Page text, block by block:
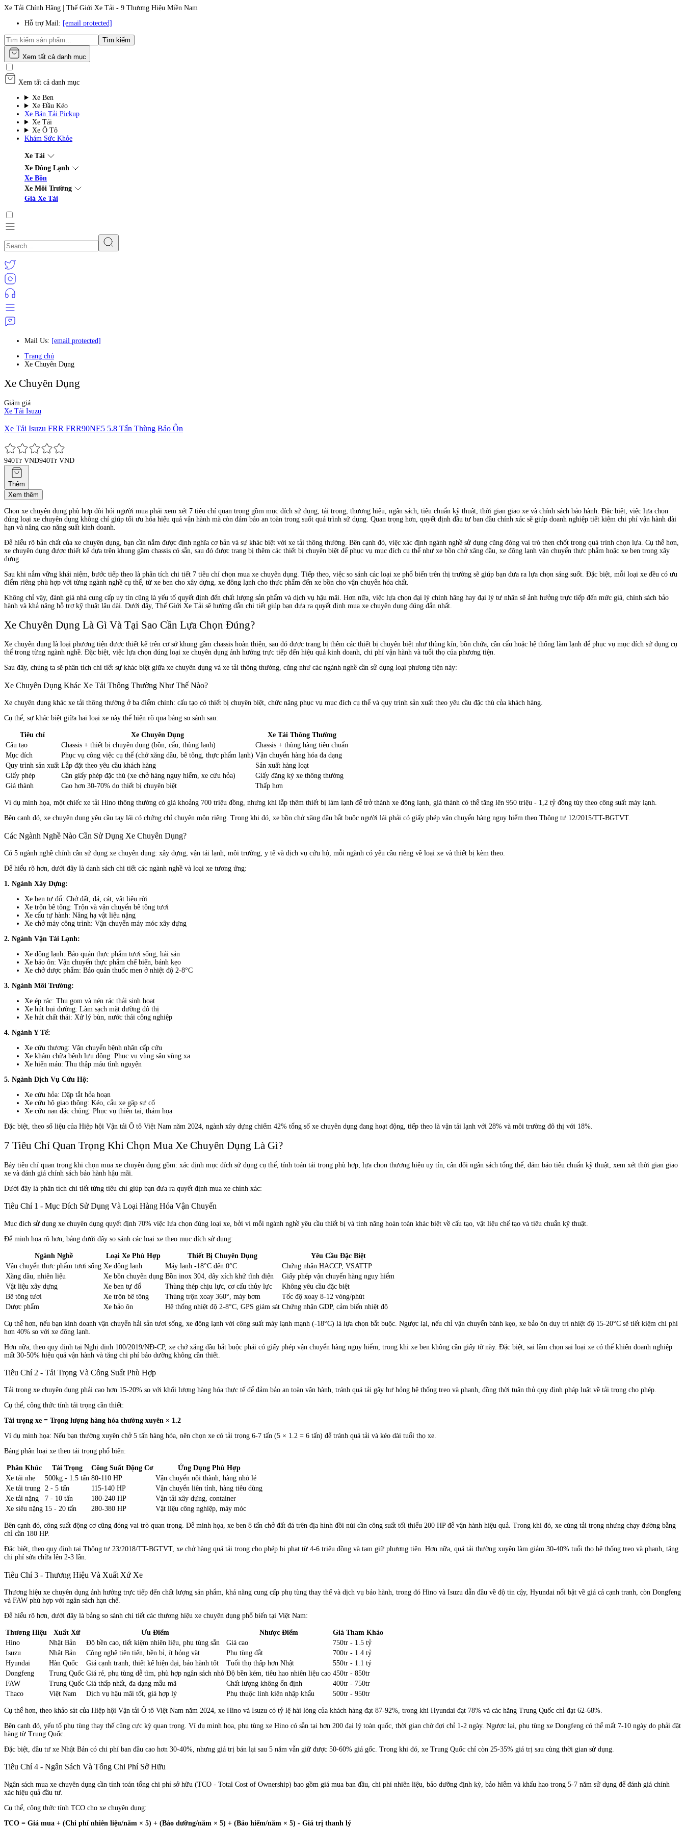
Xe Tải Chính Hãng | Thế Giới Xe Tải - 9 Thương Hiệu Miền Nam
Hỗ trợ Mail: [email protected]
Tìm kiếm
Xem tất cả danh mục
Xem tất cả danh mục
Xe Ben
Xe Đầu Kéo
Xe Bán Tải Pickup
Xe Tải
Xe Ô Tô
Khám Sức Khỏe
Xe Tải
Xe Đông Lạnh
Xe Bồn
Xe Môi Trường
Giá Xe Tải
Mail Us: [email protected]
Trang chủ
Xe Chuyên Dụng
Xe Chuyên Dụng
Giảm giá
Xe Tải Isuzu
Xe Tải Isuzu FRR FRR90NE5 5.8 Tấn Thùng Bảo Ôn
940Tr VND940Tr VND
Thêm
Xem thêm
Chọn xe chuyên dụng phù hợp đòi hỏi người mua phải xem xét 7 tiêu chí quan trọng gồm mục đích sử dụng, tải trọng, thương hiệu, ngân sách, tiêu chuẩn kỹ thuật, thời gian giao xe và chính sách bảo hành. Đặc biệt, việc lựa chọn
đúng loại xe chuyên dụng không chỉ giúp tối ưu hóa hiệu quả vận hành mà còn đảm bảo an toàn trong suốt quá trình sử dụng. Quan trọng hơn, quyết định đầu tư ban đầu chính xác sẽ giúp doanh nghiệp tiết kiệm chi phí vận hành dài
hạn và nâng cao năng suất kinh doanh.
Để hiểu rõ bản chất của xe chuyên dụng, bạn cần nắm được định nghĩa cơ bản và sự khác biệt với xe tải thông thường. Bên cạnh đó, việc xác định ngành nghề sử dụng cũng đóng vai trò then chốt trong quá trình chọn lựa. Cụ thể hơn,
xe chuyên dụng được thiết kế dựa trên khung gầm chassis có sẵn, sau đó được trang bị thêm các thiết bị chuyên biệt để phục vụ mục đích cụ thể như xe bồn chở xăng dầu, xe đông lạnh vận chuyển thực phẩm hoặc xe ben trong xây
dựng.
Sau khi nắm vững khái niệm, bước tiếp theo là phân tích chi tiết 7 tiêu chí chọn mua xe chuyên dụng. Tiếp theo, việc so sánh các loại xe phổ biến trên thị trường sẽ giúp bạn đưa ra lựa chọn sáng suốt. Đặc biệt, mỗi loại xe đều có ưu
điểm riêng phù hợp với từng ngành nghề cụ thể, từ xe ben cho xây dựng, xe đông lạnh cho thực phẩm đến xe bồn cho vận chuyển hóa chất.
Không chỉ vậy, đánh giá nhà cung cấp uy tín cũng là yếu tố quyết định đến chất lượng sản phẩm và dịch vụ hậu mãi. Hơn nữa, việc lựa chọn đại lý chính hãng hay đại lý tư nhân sẽ ảnh hưởng trực tiếp đến mức giá, chính sách bảo
hành và khả năng hỗ trợ kỹ thuật lâu dài. Dưới đây, Thế Giới Xe Tải sẽ hướng dẫn chi tiết giúp bạn đưa ra quyết định mua xe chuyên dụng đúng đắn nhất.
Xe Chuyên Dụng Là Gì Và Tại Sao Cần Lựa Chọn Đúng?
Xe chuyên dụng là loại phương tiện được thiết kế trên cơ sở khung gầm chassis hoàn thiện, sau đó được trang bị thêm các thiết bị chuyên biệt như thùng kín, bồn chứa, cần cẩu hoặc hệ thống làm lạnh để phục vụ mục đích sử dụng cụ
thể trong từng ngành nghề. Đặc biệt, việc lựa chọn đúng loại xe chuyên dụng ảnh hưởng trực tiếp đến hiệu quả kinh doanh, chi phí vận hành và tuổi thọ của phương tiện.
Sau đây, chúng ta sẽ phân tích chi tiết sự khác biệt giữa xe chuyên dụng và xe tải thông thường, cũng như các ngành nghề cần sử dụng loại phương tiện này:
Xe Chuyên Dụng Khác Xe Tải Thông Thường Như Thế Nào?
Xe chuyên dụng khác xe tải thông thường ở ba điểm chính: cấu tạo có thiết bị chuyên biệt, chức năng phục vụ mục đích cụ thể và quy trình sản xuất theo yêu cầu đặc thù của khách hàng.
Cụ thể, sự khác biệt giữa hai loại xe này thể hiện rõ qua bảng so sánh sau:
Tiêu chí Xe Chuyên Dụng
Xe Tải Thông Thường
Cấu tạo
Chassis + thiết bị chuyên dụng (bồn, cẩu, thùng lạnh)
Chassis + thùng hàng tiêu chuẩn
Mục đích
Phục vụ công việc cụ thể (chở xăng dầu, bê tông, thực phẩm lạnh) Vận chuyển hàng hóa đa dạng
Quy trình sản xuất Lắp đặt theo yêu cầu khách hàng
Sản xuất hàng loạt
Giấy phép
Cần giấy phép đặc thù (xe chở hàng nguy hiểm, xe cứu hỏa)
Giấy đăng ký xe thông thường
Giá thành
Cao hơn 30-70% do thiết bị chuyên biệt Thấp hơn
Ví dụ minh họa, một chiếc xe tải Hino thông thường có giá khoảng 700 triệu đồng, nhưng khi lắp thêm thiết bị làm lạnh để trở thành xe đông lạnh, giá thành có thể tăng lên 950 triệu - 1,2 tỷ đồng tùy theo công suất máy lạnh.
Bên cạnh đó, xe chuyên dụng yêu cầu tay lái có chứng chỉ chuyên môn riêng. Trong khi đó, xe bồn chở xăng dầu bắt buộc người lái phải có giấy phép vận chuyển hàng nguy hiểm theo Thông tư 12/2015/TT-BGTVT.
Các Ngành Nghề Nào Cần Sử Dụng Xe Chuyên Dụng?
Có 5 ngành nghề chính cần sử dụng xe chuyên dụng: xây dựng, vận tải lạnh, môi trường, y tế và dịch vụ cứu hộ, mỗi ngành có yêu cầu riêng về loại xe và thiết bị kèm theo.
Để hiểu rõ hơn, dưới đây là danh sách chi tiết các ngành nghề và loại xe tương ứng:
1. Ngành Xây Dựng:
Xe ben tự đổ: Chở đất, đá, cát, vật liệu rời
Xe trộn bê tông: Trộn và vận chuyển bê tông tươi
Xe cẩu tự hành: Nâng hạ vật liệu nặng
Xe chở máy công trình: Vận chuyển máy móc xây dựng
2. Ngành Vận Tải Lạnh:
Xe đông lạnh: Bảo quản thực phẩm tươi sống, hải sản
Xe bảo ôn: Vận chuyển thực phẩm chế biến, bánh kẹo
Xe chở dược phẩm: Bảo quản thuốc men ở nhiệt độ 2-8°C
3. Ngành Môi Trường:
Xe ép rác: Thu gom và nén rác thải sinh hoạt
Xe hút bụi đường: Làm sạch mặt đường đô thị
Xe hút chất thải: Xử lý bùn, nước thải công nghiệp
4. Ngành Y Tế:
Xe cứu thương: Vận chuyển bệnh nhân cấp cứu
Xe khám chữa bệnh lưu động: Phục vụ vùng sâu vùng xa
Xe hiến máu: Thu thập máu tình nguyện
5. Ngành Dịch Vụ Cứu Hộ:
Xe cứu hỏa: Dập tắt hỏa hoạn
Xe cứu hộ giao thông: Kéo, cẩu xe gặp sự cố
Xe cứu nạn đặc chủng: Phục vụ thiên tai, thảm họa
Đặc biệt, theo số liệu của Hiệp hội Vận tải Ô tô Việt Nam năm 2024, ngành xây dựng chiếm 42% tổng số xe chuyên dụng đang hoạt động, tiếp theo là vận tải lạnh với 28% và môi trường đô thị với 18%.
7 Tiêu Chí Quan Trọng Khi Chọn Mua Xe Chuyên Dụng Là Gì?
Bảy tiêu chí quan trọng khi chọn mua xe chuyên dụng gồm: xác định mục đích sử dụng cụ thể, tính toán tải trọng phù hợp, lựa chọn thương hiệu uy tín, cân đối ngân sách tổng thể, đảm bảo tiêu chuẩn kỹ thuật, xem xét thời gian giao
xe và đánh giá chính sách bảo hành hậu mãi.
Dưới đây là phân tích chi tiết từng tiêu chí giúp bạn đưa ra quyết định mua xe chính xác:
Tiêu Chí 1 - Mục Đích Sử Dụng Và Loại Hàng Hóa Vận Chuyển
Mục đích sử dụng xe chuyên dụng quyết định 70% việc lựa chọn đúng loại xe, bởi vì mỗi ngành nghề yêu cầu thiết bị và tính năng hoàn toàn khác biệt về cấu tạo, vật liệu chế tạo và tiêu chuẩn kỹ thuật.
Để minh họa rõ hơn, bảng dưới đây so sánh các loại xe theo mục đích sử dụng:
Ngành Nghề Loại Xe Phù Hợp Thiết Bị Chuyên Dụng
Yêu Cầu Đặc Biệt
Vận chuyển thực phẩm tươi sống Xe đông lạnh Máy lạnh -18°C đến 0°C
Chứng nhận HACCP, VSATTP
Xăng dầu, nhiên liệu
Xe bồn chuyên dụng Bồn inox 304, dây xích khử tĩnh điện
Giấy phép vận chuyển hàng nguy hiểm
Vật liệu xây dựng
Xe ben tự đổ Thùng thép chịu lực, cơ cấu thủy lực
Không yêu cầu đặc biệt
Bê tông tươi
Xe trộn bê tông Thùng trộn xoay 360°, máy bơm
Tốc độ xoay 8-12 vòng/phút
Dược phẩm
Xe bảo ôn Hệ thống nhiệt độ 2-8°C, GPS giám sát Chứng nhận GDP, cảm biến nhiệt độ
Cụ thể hơn, nếu bạn kinh doanh vận chuyển hải sản tươi sống, xe đông lạnh với công suất máy lạnh mạnh (-18°C) là lựa chọn bắt buộc. Ngược lại, nếu chỉ vận chuyển bánh kẹo, xe bảo ôn duy trì nhiệt độ 15-20°C sẽ tiết kiệm chi phí
hơn 40% so với xe đông lạnh.
Hơn nữa, theo quy định tại Nghị định 100/2019/NĐ-CP, xe chở xăng dầu bắt buộc phải có giấy phép vận chuyển hàng nguy hiểm, trong khi xe ben không cần giấy tờ này. Đặc biệt, sai lầm chọn sai loại xe có thể khiến doanh nghiệp
mất 30-50% hiệu quả vận hành và tăng chi phí bảo dưỡng không cần thiết.
Tiêu Chí 2 - Tải Trọng Và Công Suất Phù Hợp
Tải trọng xe chuyên dụng phải cao hơn 15-20% so với khối lượng hàng hóa thực tế để đảm bảo an toàn vận hành, tránh quá tải gây hư hỏng hệ thống treo và phanh, đồng thời tuân thủ quy định pháp luật về tải trọng cho phép.
Cụ thể, công thức tính tải trọng cần thiết:
Tải trọng xe = Trọng lượng hàng hóa thường xuyên × 1.2
Ví dụ minh họa: Nếu bạn thường xuyên chở 5 tấn hàng hóa, nên chọn xe có tải trọng 6-7 tấn (5 × 1.2 = 6 tấn) để tránh quá tải và kéo dài tuổi thọ xe.
Bảng phân loại xe theo tải trọng phổ biến:
Phân Khúc Tải Trọng Công Suất Động Cơ
Ứng Dụng Phù Hợp
Xe tải nhẹ
500kg - 1.5 tấn 80-110 HP
Vận chuyển nội thành, hàng nhỏ lẻ
Xe tải trung 2 - 5 tấn 115-140 HP
Vận chuyển liên tỉnh, hàng tiêu dùng
Xe tải nặng
7 - 10 tấn 180-240 HP
Vận tải xây dựng, container
Xe siêu nặng 15 - 20 tấn 280-380 HP Vật liệu công nghiệp, máy móc
Bên cạnh đó, công suất động cơ cũng đóng vai trò quan trọng. Để minh họa, xe ben 8 tấn chở đất đá trên địa hình đồi núi cần công suất tối thiểu 200 HP để vận hành hiệu quả. Trong khi đó, xe cùng tải trọng nhưng chạy đường bằng
chỉ cần 180 HP.
Đặc biệt, theo quy định tại Thông tư 23/2018/TT-BGTVT, xe chở hàng quá tải trọng cho phép bị phạt từ 4-6 triệu đồng và tạm giữ phương tiện. Hơn nữa, quá tải thường xuyên làm giảm 30-40% tuổi thọ hệ thống treo và phanh, tăng
chi phí sửa chữa lên 2-3 lần.
Tiêu Chí 3 - Thương Hiệu Và Xuất Xứ Xe
Thương hiệu xe chuyên dụng ảnh hưởng trực tiếp đến chất lượng sản phẩm, khả năng cung cấp phụ tùng thay thế và dịch vụ bảo hành, trong đó Hino và Isuzu dẫn đầu về độ tin cậy, Hyundai nổi bật về giá cả cạnh tranh, còn Dongfeng
và FAW phù hợp với ngân sách hạn chế.
Để hiểu rõ hơn, dưới đây là bảng so sánh chi tiết các thương hiệu xe chuyên dụng phổ biến tại Việt Nam:
Thương Hiệu Xuất Xứ Ưu Điểm Nhược Điểm
Giá Tham Khảo
Hino
Nhật Bản Độ bền cao, tiết kiệm nhiên liệu, phụ tùng sẵn Giá cao
750tr - 1.5 tỷ
Isuzu
Nhật Bản Công nghệ tiên tiến, bền bỉ, ít hỏng vặt Phụ tùng đắt
700tr - 1.4 tỷ
Hyundai
Hàn Quốc Giá cạnh tranh, thiết kế hiện đại, bảo hành tốt Tuổi thọ thấp hơn Nhật
550tr - 1.1 tỷ
Dongfeng
Trung Quốc Giá rẻ, phụ tùng dễ tìm, phù hợp ngân sách nhỏ Độ bền kém, tiêu hao nhiên liệu cao 450tr - 850tr
FAW
Trung Quốc Giá thấp nhất, đa dạng mẫu mã Chất lượng không ổn định
400tr - 750tr
Thaco
Việt Nam Dịch vụ hậu mãi tốt, giá hợp lý Phụ thuộc linh kiện nhập khẩu 500tr - 950tr
Cụ thể hơn, theo khảo sát của Hiệp hội Vận tải Ô tô Việt Nam năm 2024, xe Hino và Isuzu có tỷ lệ hài lòng của khách hàng đạt 87-92%, trong khi Hyundai đạt 78% và các hãng Trung Quốc chỉ đạt 62-68%.
Bên cạnh đó, yếu tố phụ tùng thay thế cũng cực kỳ quan trọng. Ví dụ minh họa, phụ tùng xe Hino có sẵn tại hơn 200 đại lý toàn quốc, thời gian chờ đợi chỉ 1-2 ngày. Ngược lại, phụ tùng xe Dongfeng có thể mất 7-10 ngày do phải đặt
hàng từ Trung Quốc.
Đặc biệt, đầu tư xe Nhật Bản có chi phí ban đầu cao hơn 30-40%, nhưng giá trị bán lại sau 5 năm vẫn giữ được 50-60% giá gốc. Trong khi đó, xe Trung Quốc chỉ còn 25-35% giá trị sau cùng thời gian sử dụng.
Tiêu Chí 4 - Ngân Sách Và Tổng Chi Phí Sở Hữu
Ngân sách mua xe chuyên dụng cần tính toán tổng chi phí sở hữu (TCO - Total Cost of Ownership) bao gồm giá mua ban đầu, chi phí nhiên liệu, bảo dưỡng định kỳ, bảo hiểm và khấu hao trong 5-7 năm sử dụng để đánh giá chính
xác hiệu quả đầu tư.
Cụ thể, công thức tính TCO cho xe chuyên dụng:
TCO = Giá mua + (Chi phí nhiên liệu/năm × 5) + (Bảo dưỡng/năm × 5) + (Bảo hiểm/năm × 5) - Giá trị thanh lý